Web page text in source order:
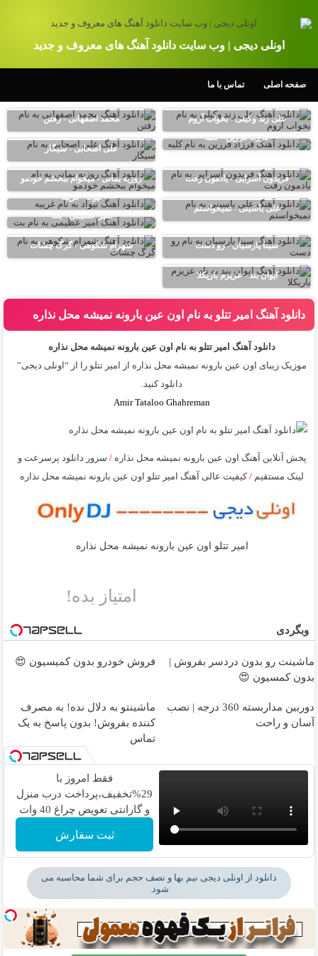
اونلی دیجی | وب سایت دانلود آهنگ های معروف و جدید
صفحه اصلی تماس با ما
علی زند وکیلی - بخواب آروم
محمد اصفهانی - رفتن
فرزاد فرزین - کلبه
علی اصحابی - سیگار
فریدون آسرایی - یادمون رفت روزبه بمانی - میخوام ببخشم خودمو
علی یاسینی - نمیخواستم
نیواد - غریبه
امیر عظیمی - بت
سینا پارسیان - رو دست شهرام شکوهی - گرگ چشات
ایوان بند - عزیزم باریکلا
دانلود آهنگ امیر تتلو به نام اون عین بارونه نمیشه محل نذاره
دانلود آهنگ امیر تتلو به نام اون عین بارونه نمیشه محل نذاره
موزیک زیبای اون عین بارونه نمیشه محل نذاره از
امیر تتلو را از “اونلی دیجی”
دانلود کنید.
Amir Tataloo Ghahreman
پخش آنلاین آهنگ اون عین بارونه نمیشه محل نذاره/ سرور دانلود پرسرعت و
لینک مستقیم /کیفیت عالی آهنگ امیر تتلو اون عین بارونه نمیشه محل نذاره
امیر تتلو اون عین بارونه نمیشه محل نذاره
امتیاز بده!
وبگردی
ماشینت رو بدون دردسر بفروش |
بدون کمسیون 😍
فروش خودرو بدون کمیسیون 😍
دوربین مداربسته 360 درجه | نصب
آسان و راحت
ماشینتو به دلال نده! به مصرف
کننده بفروش! بدون پاسخ به یک
تماس
فقط امروز با
29%تخفیف،پرداخت درب منزل
و گارانتی تعویض چراغ 40 وات
ثبت سفارش
دانلود از اونلی دیجی نیم بها و نصف حجم برای شما محاسبه می
شود.